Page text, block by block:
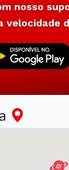
nosso
velocidade